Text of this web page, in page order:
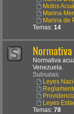
Motos
Marina
Marina de
Temas: 14
Normativa
Venezuela.
Subsalas:
Leyes
Leyes
Temas: 78